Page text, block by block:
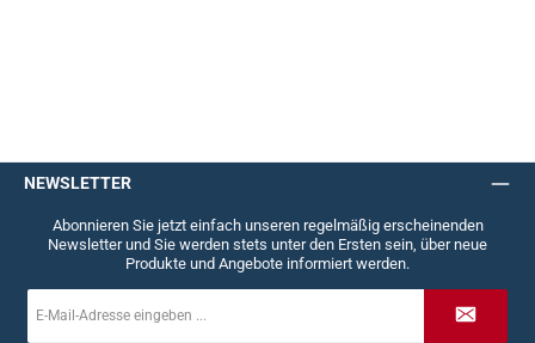
NEWSLETTER
Abonnieren Sie jetzt einfach unseren regelmäßig erscheinenden
Newsletter und Sie werden stets unter den Ersten sein, über neue
Produkte und Angebote informiert werden.
Mail-